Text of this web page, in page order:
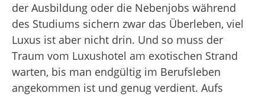
der Ausbildung oder die Nebenjobs während
des Studiums sichern zwar das Überleben, viel
Luxus ist aber nicht drin. Und so muss der
Traum vom Luxushotel am exotischen Strand
warten, bis man endgültig im Berufsleben
angekommen ist und genug verdient. Aufs